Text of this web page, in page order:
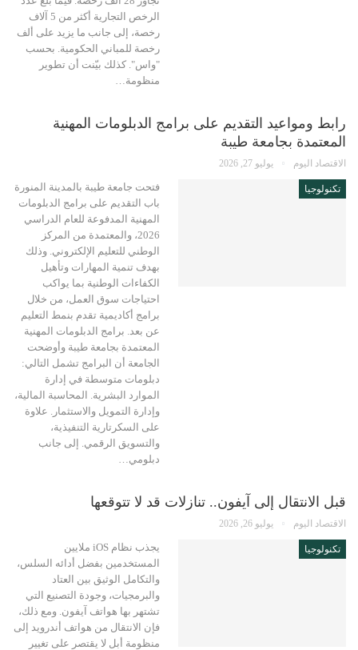
الرخص التجارية أكثر من 5 آلاف
رخصة، إلى جانب ما يزيد على ألف
رخصة للمباني الحكومية. بحسب
"واس". كذلك بيّنت أن تطوير
منظومة…
رابط ومواعيد التقديم على برامج الدبلومات المهنية
المعتمدة بجامعة طيبة
الاقتصاد اليوم يوليو 27, 2026
تكنولوجيا
فتحت جامعة طيبة بالمدينة المنورة
باب التقديم على برامج الدبلومات
المهنية المدفوعة للعام الدراسي
2026، والمعتمدة من المركز
الوطني للتعليم الإلكتروني. وذلك
بهدف تنمية المهارات وتأهيل
الكفاءات الوطنية بما يواكب
احتياجات سوق العمل، من خلال
برامج أكاديمية تقدم بنمط التعليم
عن بعد. برامج الدبلومات المهنية
المعتمدة بجامعة طيبة وأوضحت
الجامعة أن البرامج تشمل التالي:
دبلومات متوسطة في إدارة
الموارد البشرية. المحاسبة المالية،
وإدارة التمويل والاستثمار. علاوة
على السكرتارية التنفيذية،
والتسويق الرقمي. إلى جانب
دبلومي…
قبل الانتقال إلى آيفون.. تنازلات قد لا تتوقعها
الاقتصاد اليوم يوليو 26, 2026
تكنولوجيا
يجذب نظام iOS ملايين
المستخدمين بفضل أدائه السلس،
والتكامل الوثيق بين العتاد
والبرمجيات، وجودة التصنيع التي
تشتهر بها هواتف آيفون. ومع ذلك،
فإن الانتقال من هواتف أندرويد إلى
منظومة أبل لا يقتصر على تغيير